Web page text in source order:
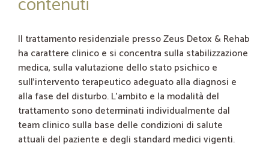
Il trattamento residenziale presso Zeus Detox & Rehab
ha carattere clinico e si concentra sulla stabilizzazione
medica, sulla valutazione dello stato psichico e
sull’intervento terapeutico adeguato alla diagnosi e
alla fase del disturbo. L’ambito e la modalità del
trattamento sono determinati individualmente dal
team clinico sulla base delle condizioni di salute
attuali del paziente e degli standard medici vigenti.